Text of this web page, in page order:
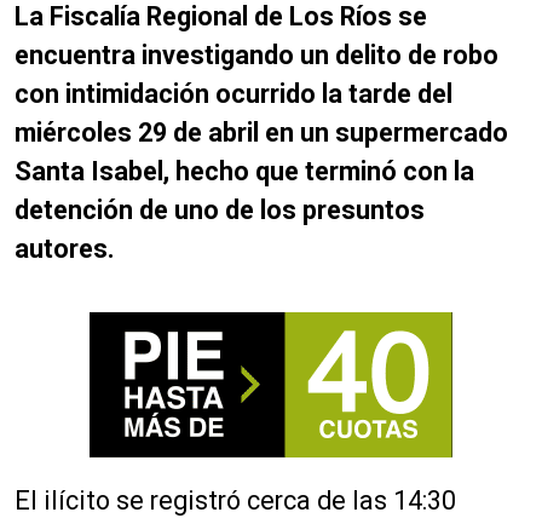
La Fiscalía Regional de Los Ríos se
encuentra investigando un delito de robo
con intimidación ocurrido la tarde del
miércoles 29 de abril en un supermercado
Santa Isabel, hecho que terminó con la
detención de uno de los presuntos
autores.
El ilícito se registró cerca de las 14:30